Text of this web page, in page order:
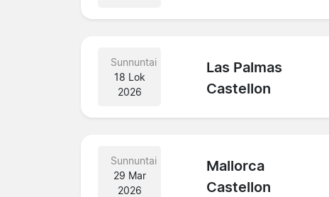
Sunnuntai
18 Lok
2026
Las Palmas
Castellon
Sunnuntai
29 Mar
2026
Mallorca
Castellon